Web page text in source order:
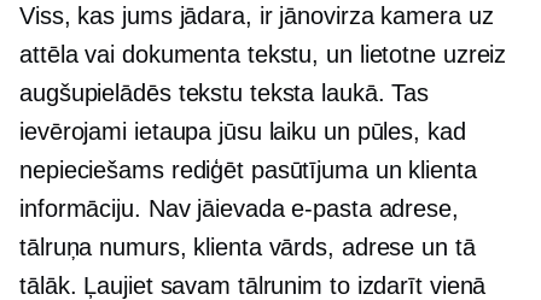
Viss, kas jums jādara, ir jānovirza kamera uz
attēla vai dokumenta tekstu, un lietotne uzreiz
augšupielādēs tekstu teksta laukā. Tas
ievērojami ietaupa jūsu laiku un pūles, kad
nepieciešams rediģēt pasūtījuma un klienta
informāciju. Nav jāievada e-pasta adrese,
tālruņa numurs, klienta vārds, adrese un tā
tālāk. Ļaujiet savam tālrunim to izdarīt vienā